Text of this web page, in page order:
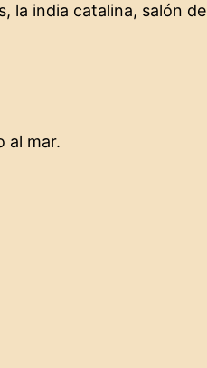
la india catalina, salón de
al mar.